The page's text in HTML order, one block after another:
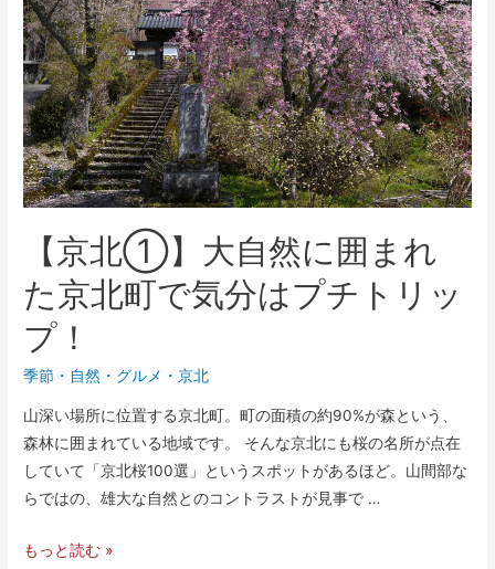
【京北①】大自然に囲まれ
た京北町で気分はプチトリッ
プ！
季節 ・ 自然 ・ グルメ ・京北
山深い場所に位置する京北町。町の面積の約90%が森という、
森林に囲まれている地域です。 そんな京北にも桜の名所が点在
していて「京北桜100選」というスポットがあるほど。山間部な
らではの、雄大な自然とのコントラストが見事で …
もっと読む »